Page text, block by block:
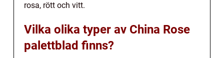
rosa, rött och vitt.
Vilka olika typer av China Rose
palettblad finns?